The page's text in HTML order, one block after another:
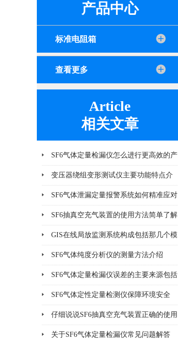
产品中心
标准电阻箱
查看更多
Article
相关文章
SF6气体定量检漏仪怎么进行更高效的产
品检漏?
变压器绕组变形测试仪主要功能特点介
绍
SF6气体泄漏定量报警系统如何精准应对
泄漏风险？
SF6抽真空充气装置的使用方法简单了解
一下
GIS在线局放监测系统构成包括那几个模
块
SF6气体纯度分析仪的测量方法介绍
SF6气体定量检漏仪误差的主要来源包括
哪8个方面
SF6气体定性定量检测仪保障环境安全
仔细说说SF6抽真空充气装置正确的使用
方法
关于SF6气体定量检漏仪常见问题解答